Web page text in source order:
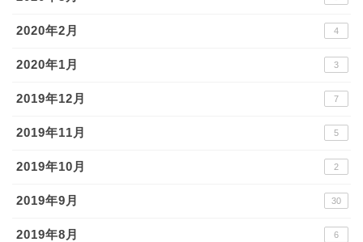
2020年2月 4
2020年1月 3
2019年12月 7
2019年11月 5
2019年10月 2
2019年9月 30
2019年8月 6